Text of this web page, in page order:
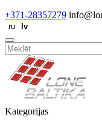
+371-28357279
Kategorijas